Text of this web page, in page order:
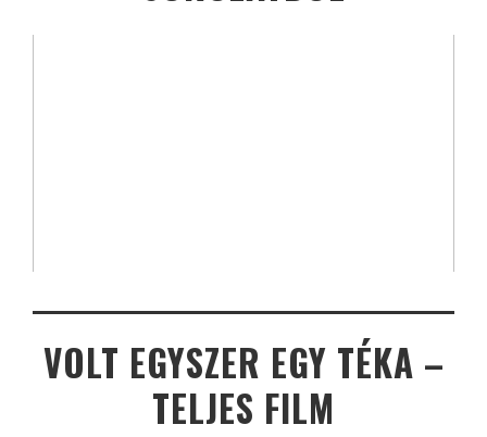
VOLT EGYSZER EGY TÉKA –
TELJES FILM